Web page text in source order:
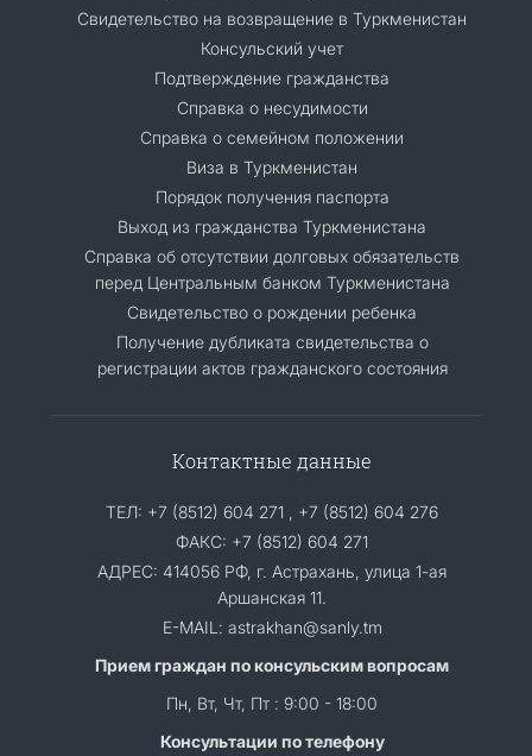
Свидетельство на возвращение в Туркменистан
Консульский учет
Подтверждение гражданства
Справка о несудимости
Справка о семейном положении
Виза в Туркменистан
Порядок получения паспорта
Выход из гражданства Туркменистана
Cправка об отсутствии долговых обязательств
перед Центральным банком Туркменистана
Свидетельство о рождении ребенка
Получение дубликата свидетельства о
регистрации актов гражданского состояния
Контактные данные
ТЕЛ: +7 (8512) 604 271 , +7 (8512) 604 276
ФАКС: +7 (8512) 604 271
АДРЕС: 414056 РФ, г. Астрахань, улица 1-ая
Аршанская 11.
E-MAIL: astrakhan@sanly.tm
Прием граждан по консульским вопросам
Пн, Вт, Чт, Пт : 9:00 - 18:00
Консультации по телефону